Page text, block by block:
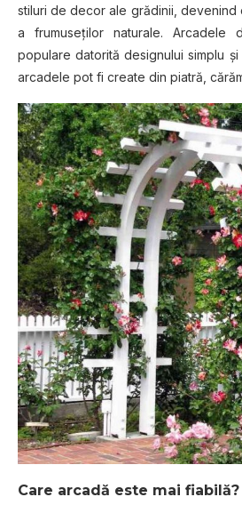
stiluri de decor ale grădinii, devenind
a frumuseţilor naturale. Arcadele
populare datorită designului simplu şi
arcadele pot fi create din piatră,
Care arcadă este mai fiabilă?